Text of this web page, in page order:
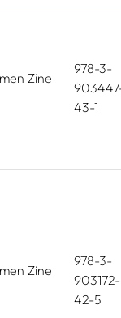
Zine
978-3-
43-1
Zine
978-3-
903172-
42-5